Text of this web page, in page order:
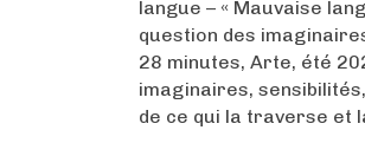
langue – « Mauvaise
question des
28 minutes, Arte, été
imaginaires,
de ce qui la traverse et